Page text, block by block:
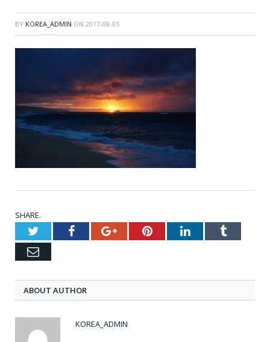
BY KOREA_ADMIN ON 2017-08-05
SHARE.
TwitterFacebookGoogle+PinterestLinkedInTumblr
Email
ABOUT AUTHOR
KOREA_ADMIN